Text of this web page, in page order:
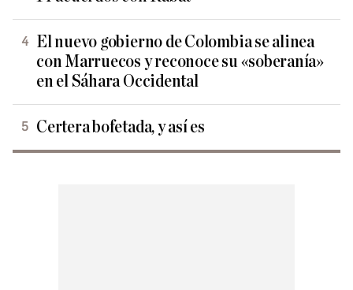
El nuevo gobierno de Colombia se alinea
con Marruecos y reconoce su «soberanía»
en el Sáhara Occidental
Certera bofetada, y así es